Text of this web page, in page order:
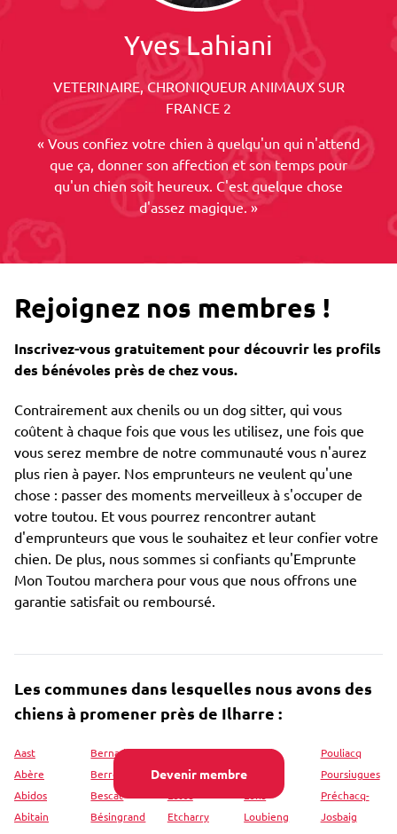
Devenir membre
Yves Lahiani
VETERINAIRE, CHRONIQUEUR ANIMAUX SUR
FRANCE 2
« Vous confiez votre chien à quelqu'un qui n'attend
que ça, donner son affection et son temps pour
qu'un chien soit heureux. C'est quelque chose
d'assez magique. »
Rejoignez nos membres !
Inscrivez-vous gratuitement pour découvrir les profils
des bénévoles près de chez vous.
Contrairement aux chenils ou un dog sitter, qui vous
coûtent à chaque fois que vous les utilisez, une fois que
vous serez membre de notre communauté vous n'aurez
plus rien à payer. Nos emprunteurs ne veulent qu'une
chose : passer des moments merveilleux à s'occuper de
votre toutou. Et vous pourrez rencontrer autant
d'emprunteurs que vous le souhaitez et leur confier votre
chien. De plus, nous sommes si confiants qu'Emprunte
Mon Toutou marchera pour vous que nous offrons une
garantie satisfait ou remboursé.
Les communes dans lesquelles nous avons des
chiens à promener près de Ilharre :
Aast
Abère
Abidos
Abitain
Bernadets
Berrogain
Bescat
Bésingrand
Estérençuby
Estialescq
Etcharry
Lombia
Lonçon
Loubieng
Pouliacq
Poursiugues
Préchacq-
Josbaig